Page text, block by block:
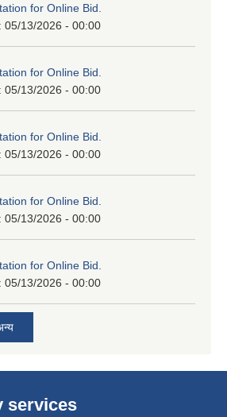
for Online Bid.
05/13/2026 - 00:00
for Online Bid.
05/13/2026 - 00:00
for Online Bid.
05/13/2026 - 00:00
for Online Bid.
05/13/2026 - 00:00
for Online Bid.
05/13/2026 - 00:00
services